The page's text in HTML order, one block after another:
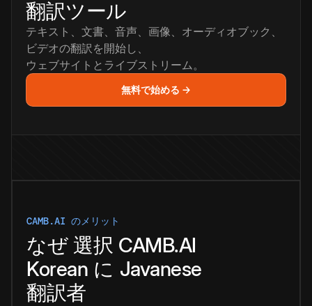
翻訳ツール
テキスト、文書、音声、画像、オーディオブック、
ビデオの翻訳を開始し、
ウェブサイトとライブストリーム。
無料で始める →
CAMB.AI のメリット
なぜ 選択 CAMB.AI
Korean に Javanese
翻訳者